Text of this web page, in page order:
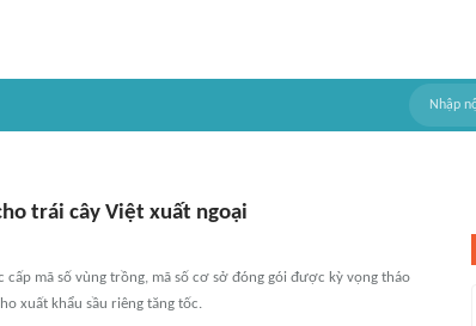
trái cây Việt xuất ngoại
cấp mã số vùng trồng, mã số cơ sở đóng gói được kỳ vọng tháo
xuất khẩu sầu riêng tăng tốc.